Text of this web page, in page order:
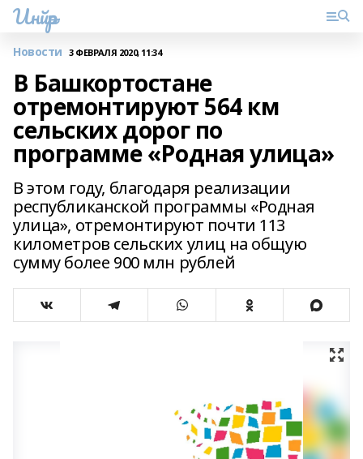
Инйәр
Новости 3 ФЕВРАЛЯ 2020, 11:34
В Башкортостане
отремонтируют 564 км
сельских дорог по
программе «Родная улица»
В этом году, благодаря реализации
республиканской программы «Родная
улица», отремонтируют почти 113
километров сельских улиц на общую
сумму более 900 млн рублей